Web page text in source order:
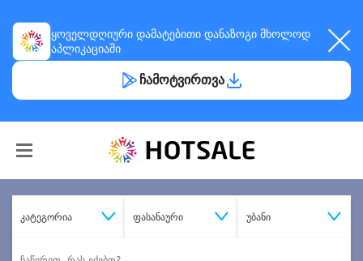
ყოველდღიური დამატებითი დანაზოგი მხოლოდ
აპლიკაციაში
ჩამოტვირთვა
კატეგორია ფასანაური უბანი